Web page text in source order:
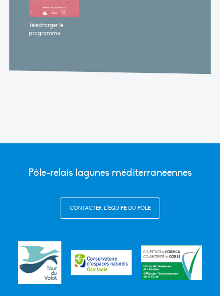
Télécharger le
programme
Pôle-relais lagunes méditerranéennes
CONTACTER L’ÉQUIPE DU PÔLE